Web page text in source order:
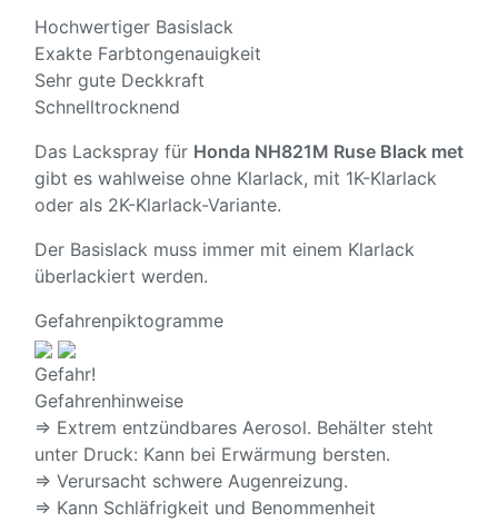
Hochwertiger Basislack
Exakte Farbtongenauigkeit
Sehr gute Deckkraft
Schnelltrocknend
Das Lackspray für Honda NH821M Ruse Black met
gibt es wahlweise ohne Klarlack, mit 1K-Klarlack
oder als 2K-Klarlack-Variante.
Der Basislack muss immer mit einem Klarlack
überlackiert werden.
Gefahrenpiktogramme
Gefahr!
Gefahrenhinweise
⇒ Extrem entzündbares Aerosol. Behälter steht
unter Druck: Kann bei Erwärmung bersten.
⇒ Verursacht schwere Augenreizung.
⇒ Kann Schläfrigkeit und Benommenheit